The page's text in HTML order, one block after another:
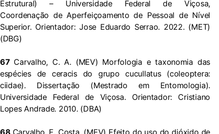
Estrutural) – Universidade Federal de Viçosa,
Coordenação de Aperfeiçoamento de Pessoal de Nível
Superior. Orientador: Jose Eduardo Serrao. 2022. (MET)
(DBG)
67 Carvalho, C. A. (MEV) Morfologia e taxonomia das
espécies de ceracis do grupo cucullatus (coleoptera:
ciidae). Dissertação (Mestrado em Entomologia).
Universidade Federal de Viçosa. Orientador: Cristiano
Lopes Andrade. 2010. (DBA)
68 Carvalho, E. Costa. (MEV) Efeito do uso do dióxido de